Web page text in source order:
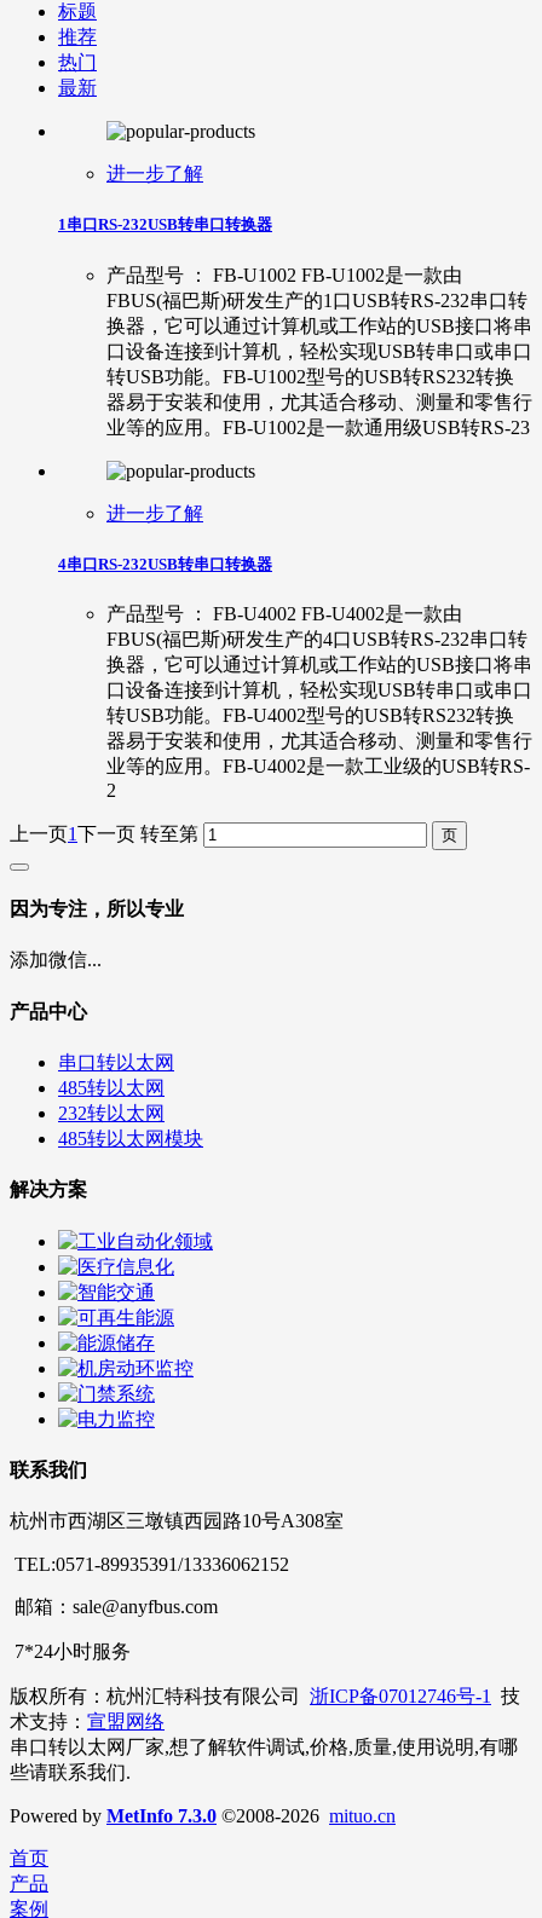
标题
推荐
热门
最新
进一步了解
1串口RS-232USB转串口转换器
产品型号 ： FB-U1002 FB-U1002是一款由
FBUS(福巴斯)研发生产的1口USB转RS-232串口转
换器，它可以通过计算机或工作站的USB接口将串
口设备连接到计算机，轻松实现USB转串口或串口
转USB功能。FB-U1002型号的USB转RS232转换
器易于安装和使用，尤其适合移动、测量和零售行
业等的应用。FB-U1002是一款通用级USB转RS-23
进一步了解
4串口RS-232USB转串口转换器
产品型号 ： FB-U4002 FB-U4002是一款由
FBUS(福巴斯)研发生产的4口USB转RS-232串口转
换器，它可以通过计算机或工作站的USB接口将串
口设备连接到计算机，轻松实现USB转串口或串口
转USB功能。FB-U4002型号的USB转RS232转换
器易于安装和使用，尤其适合移动、测量和零售行
业等的应用。FB-U4002是一款工业级的USB转RS-
2
上一页1下一页 转至第
因为专注，所以专业
添加微信...
产品中心
串口转以太网
485转以太网
232转以太网
485转以太网模块
解决方案
联系我们
杭州市西湖区三墩镇西园路10号A308室
TEL:0571-89935391/13336062152
邮箱：sale@anyfbus.com
7*24小时服务
版权所有：杭州汇特科技有限公司 浙ICP备07012746号-1
技
术支持： 宣盟网络
串口转以太网厂家,想了解软件调试,价格,质量,使用说明,有哪
些请联系我们.
Powered by MetInfo 7.3.0 ©2008-2026 mituo.cn
首页
产品
案例